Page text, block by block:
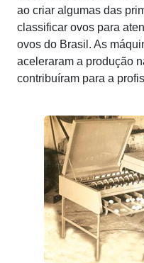
ao criar algumas das
classificar ovos para
ovos do Brasil. As
aceleraram a produção
contribuíram para a